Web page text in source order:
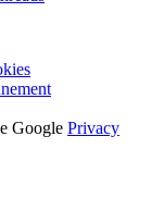
Google Privacy